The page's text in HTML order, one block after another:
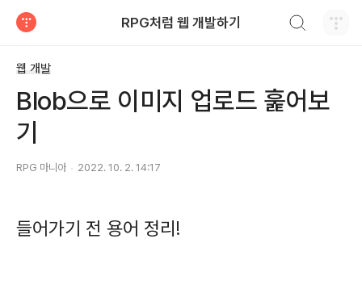
RPG처럼 웹 개발하기
웹 개발
Blob으로 이미지 업로드 훑어보
기
RPG 마니아 2022. 10. 2. 14:17
들어가기 전 용어 정리!